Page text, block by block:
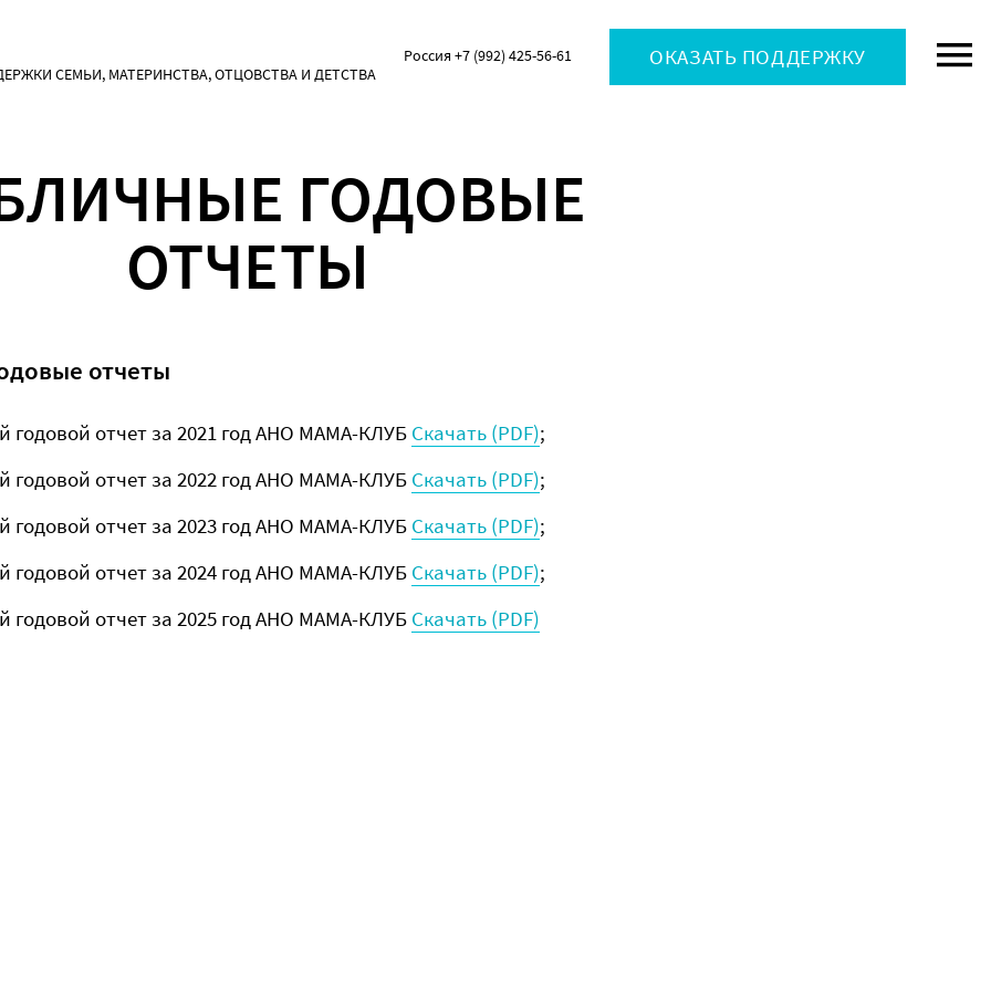
СЕМЬИ, МАТЕРИНСТВА, ОТЦОВСТВА И ДЕТСТВА
Россия +7 (992) 425-56-61 ОКАЗАТЬ ПОДДЕРЖКУ
ГОДОВЫЕ
ОТЧЕТЫ
отчеты
годовой отчет за 2021 год АНО МАМА-КЛУБ Скачать (PDF);
годовой отчет за 2022 год АНО МАМА-КЛУБ Скачать (PDF);
годовой отчет за 2023 год АНО МАМА-КЛУБ Скачать (PDF);
годовой отчет за 2024 год АНО МАМА-КЛУБ Скачать (PDF);
годовой отчет за 2025 год АНО МАМА-КЛУБ Скачать (PDF)